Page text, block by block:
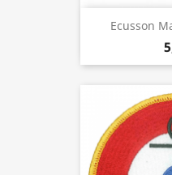
Ecusson